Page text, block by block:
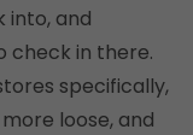
into, and
check in there.
specifically,
loose, and